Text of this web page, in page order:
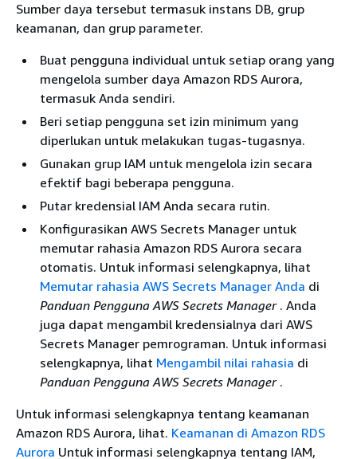
Sumber daya tersebut termasuk instans DB, grup
keamanan, dan grup parameter.
Buat pengguna individual untuk setiap orang yang
mengelola sumber daya Amazon RDS Aurora,
termasuk Anda sendiri.
Beri setiap pengguna set izin minimum yang
diperlukan untuk melakukan tugas-tugasnya.
Gunakan grup IAM untuk mengelola izin secara
efektif bagi beberapa pengguna.
Putar kredensial IAM Anda secara rutin.
Konfigurasikan AWS Secrets Manager untuk
memutar rahasia Amazon RDS Aurora secara
otomatis. Untuk informasi selengkapnya, lihat
Memutar rahasia AWS Secrets Manager Anda di
Panduan Pengguna AWS Secrets Manager . Anda
juga dapat mengambil kredensialnya dari AWS
Secrets Manager pemrograman. Untuk informasi
selengkapnya, lihat Mengambil nilai rahasia di
Panduan Pengguna AWS Secrets Manager .
Untuk informasi selengkapnya tentang keamanan
Amazon RDS Aurora, lihat. Keamanan di Amazon RDS
Aurora Untuk informasi selengkapnya tentang IAM,